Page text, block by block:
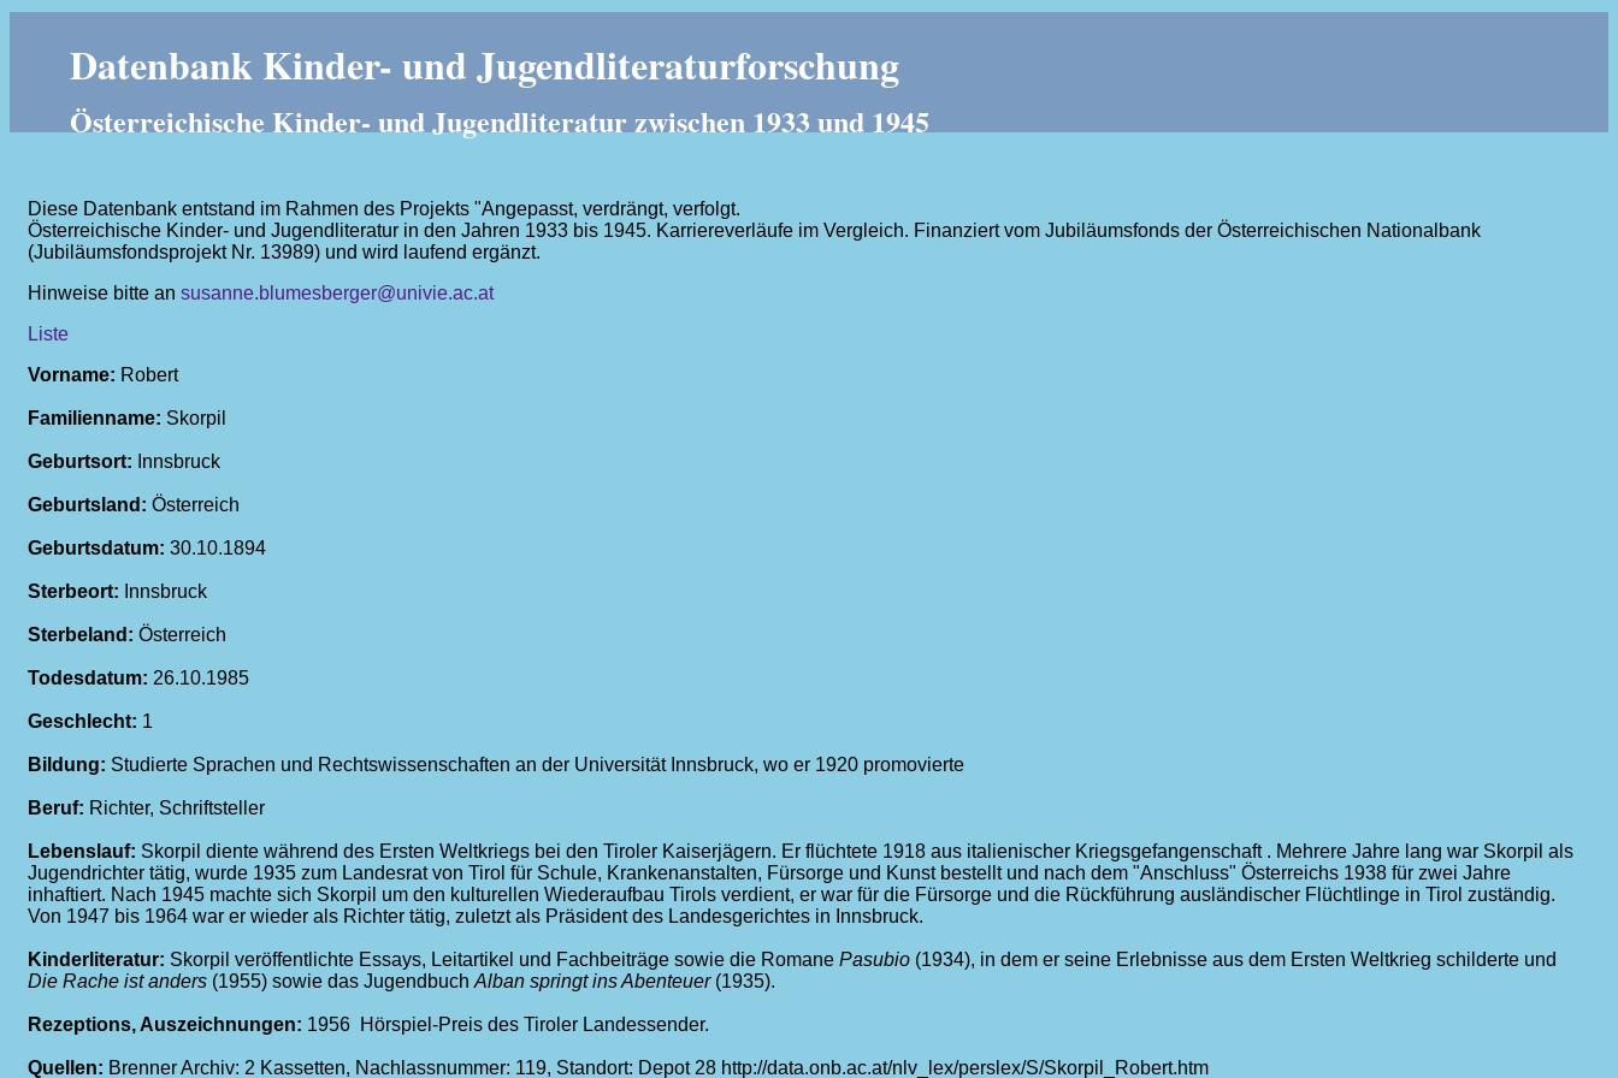
Datenbank Kinder- und Jugendliteraturforschung
Österreichische Kinder- und Jugendliteratur zwischen 1933 und 1945
Diese Datenbank entstand im Rahmen des Projekts "Angepasst, verdrängt, verfolgt.
Österreichische Kinder- und Jugendliteratur in den Jahren 1933 bis 1945. Karriereverläufe im Vergleich. Finanziert vom Jubiläumsfonds der Österreichischen Nationalbank
(Jubiläumsfondsprojekt Nr. 13989) und wird laufend ergänzt.
Hinweise bitte an susanne.blumesberger@univie.ac.at
Liste
Vorname: Robert
Familienname: Skorpil
Geburtsort: Innsbruck
Geburtsland: Österreich
Geburtsdatum: 30.10.1894
Sterbeort: Innsbruck
Sterbeland: Österreich
Todesdatum: 26.10.1985
Geschlecht: 1
Bildung: Studierte Sprachen und Rechtswissenschaften an der Universität Innsbruck, wo er 1920 promovierte
Beruf: Richter, Schriftsteller
Lebenslauf: Skorpil diente während des Ersten Weltkriegs bei den Tiroler Kaiserjägern. Er flüchtete 1918 aus italienischer Kriegsgefangenschaft . Mehrere Jahre lang war Skorpil als
Jugendrichter tätig, wurde 1935 zum Landesrat von Tirol für Schule, Krankenanstalten, Fürsorge und Kunst bestellt und nach dem "Anschluss" Österreichs 1938 für zwei Jahre
inhaftiert. Nach 1945 machte sich Skorpil um den kulturellen Wiederaufbau Tirols verdient, er war für die Fürsorge und die Rückführung ausländischer Flüchtlinge in Tirol zuständig.
Von 1947 bis 1964 war er wieder als Richter tätig, zuletzt als Präsident des Landesgerichtes in Innsbruck.
Kinderliteratur: Skorpil veröffentlichte Essays, Leitartikel und Fachbeiträge sowie die Romane Pasubio (1934), in dem er seine Erlebnisse aus dem Ersten Weltkrieg schilderte und
Die Rache ist anders (1955) sowie das Jugendbuch Alban springt ins Abenteuer(1935).
Rezeptions, Auszeichnungen: 1956 Hörspiel-Preis des Tiroler Landessender.
Quellen: Brenner Archiv: 2 Kassetten, Nachlassnummer: 119, Standort: Depot 28 http://data.onb.ac.at/nlv_lex/perslex/S/Skorpil_Robert.htm